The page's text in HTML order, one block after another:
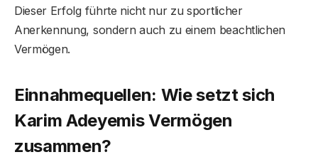
Dieser Erfolg führte nicht nur zu sportlicher
Anerkennung, sondern auch zu einem beachtlichen
Vermögen.
Einnahmequellen: Wie setzt sich
Karim Adeyemis Vermögen
zusammen?